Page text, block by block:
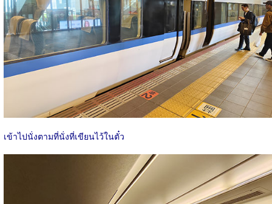
เข้าไปนั่งตามที่นั่งที่เขียนไว้ในตั๋ว